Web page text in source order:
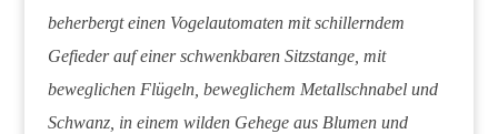
beherbergt einen Vogelautomaten mit schillerndem
Gefieder auf einer schwenkbaren Sitzstange, mit
beweglichen Flügeln, beweglichem Metallschnabel und
Schwanz, in einem wilden Gehege aus Blumen und